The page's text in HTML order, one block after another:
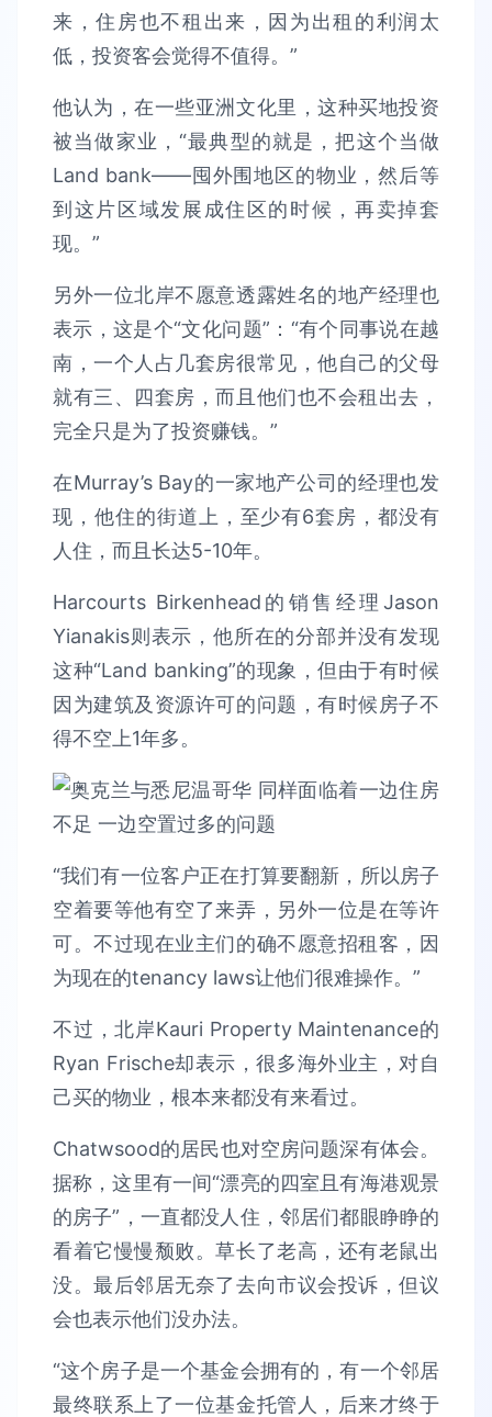
来，住房也不租出来，因为出租的利润太
低，投资客会觉得不值得。”
他认为，在一些亚洲文化里，这种买地投资
被当做家业，“最典型的就是，把这个当做
Land bank——囤外围地区的物业，然后等
到这片区域发展成住区的时候，再卖掉套
现。”
另外一位北岸不愿意透露姓名的地产经理也
表示，这是个“文化问题”：“有个同事说在越
南，一个人占几套房很常见，他自己的父母
就有三、四套房，而且他们也不会租出去，
完全只是为了投资赚钱。”
在Murray’s Bay的一家地产公司的经理也发
现，他住的街道上，至少有6套房，都没有
人住，而且长达5-10年。
Harcourts Birkenhead的销售经理Jason
Yianakis则表示，他所在的分部并没有发现
这种“Land banking”的现象，但由于有时候
因为建筑及资源许可的问题，有时候房子不
得不空上1年多。
“我们有一位客户正在打算要翻新，所以房子
空着要等他有空了来弄，另外一位是在等许
可。不过现在业主们的确不愿意招租客，因
为现在的tenancy laws让他们很难操作。”
不过，北岸Kauri Property Maintenance的
Ryan Frische却表示，很多海外业主，对自
己买的物业，根本来都没有来看过。
Chatwsood的居民也对空房问题深有体会。
据称，这里有一间“漂亮的四室且有海港观景
的房子”，一直都没人住，邻居们都眼睁睁的
看着它慢慢颓败。草长了老高，还有老鼠出
没。最后邻居无奈了去向市议会投诉，但议
会也表示他们没办法。
“这个房子是一个基金会拥有的，有一个邻居
最终联系上了一位基金托管人，后来才终于